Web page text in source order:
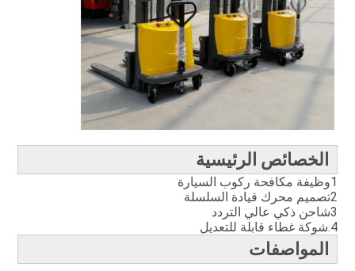
الخصائص الرئيسية
1وظيفة مكافحة ركوب السيارة
2تصميم محرك قيادة السلسلة
3شاحن ذكي عالي التردد
4.شوكة غطاء قابلة للتعديل
المواصفات